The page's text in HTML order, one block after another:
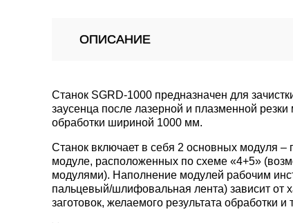
ОПИСАНИЕ
Станок SGRD-1000 предназначен для
заусенца после лазерной и плазменной
обработки шириной 1000 мм.
Станок включает в себя 2 основных модуля –
модуле, расположенных по схеме «4+5»
модулями). Наполнение модулей рабочим
пальцевый/шлифовальная лента) зависит от
заготовок, желаемого результата обработки и